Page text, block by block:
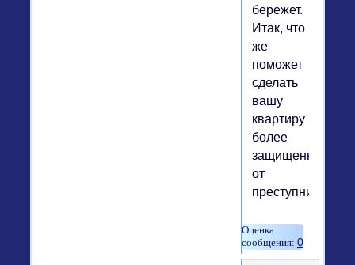
бережет.
Итак, что
же
поможет
сделать
вашу
квартиру
более
защищенной
от
преступников?
0